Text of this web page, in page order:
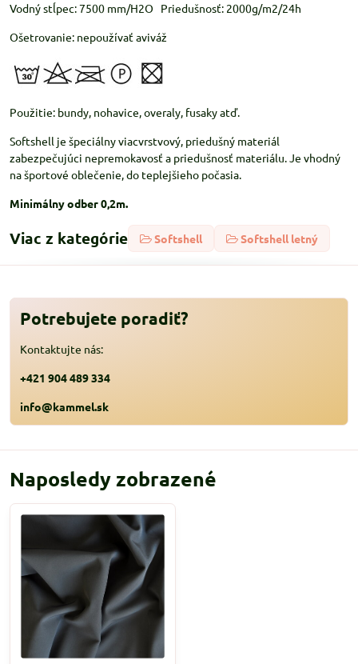
Vodný stĺpec: 7500 mm/H2O Priedušnosť: 2000g/m2/24h
Ošetrovanie: nepoužívať aviváž
Použitie: bundy, nohavice, overaly, fusaky atď.
Softshell je špeciálny viacvrstvový, priedušný materiál
zabezpečujúci nepremokavosť a priedušnosť materiálu. Je vhodný
na športové oblečenie, do teplejšieho počasia.
Minimálny odber 0,2m.
Viac z kategórie Softshell Softshell letný
Potrebujete poradiť?
Kontaktujte nás:
+421 904 489 334
info@kammel.sk
Naposledy zobrazené